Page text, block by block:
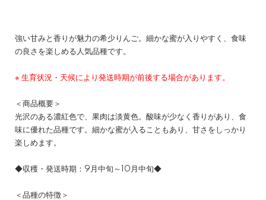
強い甘みと香りが魅力の希少りんご。細かな蜜が入りやすく、食味
の良さを楽しめる人気品種です。
※ 生育状況・天候により発送時期が前後する場合があります。
＜商品概要＞
光沢のある濃紅色で、果肉は淡黄色。酸味が少なく香りがあり、食
味に優れた品種です。細かな蜜が入ることもあり、甘さをしっかり
楽しめます。
◆収穫・発送時期：9月中旬～10月中旬◆
＜品種の特徴＞